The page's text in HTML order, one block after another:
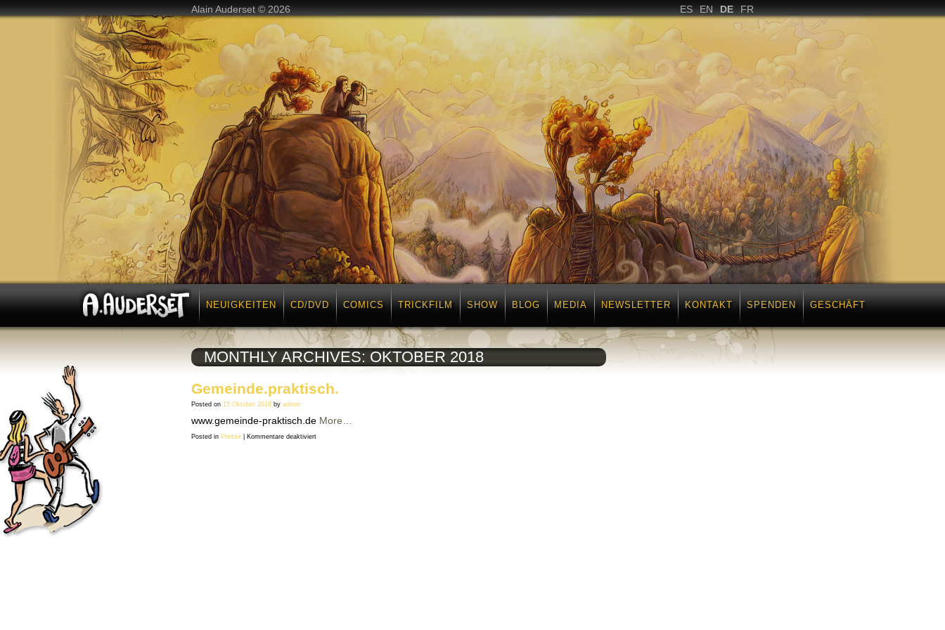
Alain Auderset © 2026 FR
DE
EN
ES
NEUIGKEITEN CD/DVD COMICS TRICKFILM SHOW BLOG MEDIA NEWSLETTER KONTAKT SPENDEN GESCHÄFT
MONTHLY ARCHIVES: OKTOBER 2018
Gemeinde.praktisch.
Posted on 15 Oktober 2018 by admin
www.gemeinde-praktisch.de More…
Posted in Presse Kommentare deaktiviertfür